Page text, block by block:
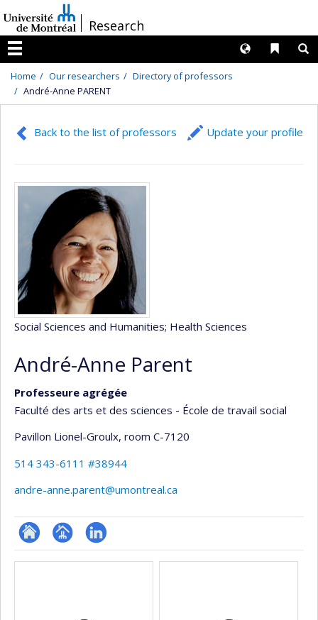
au
contenu
/Research
Menu
Liens
Langues
Home Our researchers
Directory of professors
André-Anne PARENT
Back to the list of professors Update your profile
Social Sciences and Humanities; Health Sciences
André-Anne Parent
Professeure agrégée
Faculté des arts et des sciences - École de travail social
Pavillon Lionel-Groulx, room C-7120
514 343-6111 #38944
andre-anne.parent@umontreal.ca
ResearchGate
Page LinkedIn
Media